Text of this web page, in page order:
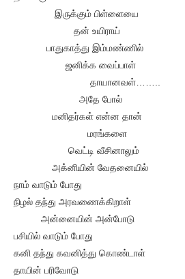
இருக்கும் பிள்ளையை
தன் உயிராய்
பாதுகாத்து இம்மண்ணில்
ஜனிக்க வைப்பாள்
தாயானவள்……..
அதே போல்
மனிதர்கள் என்ன தான்
மரங்களை
வெட்டி வீசினாலும்
அக்னியின் வேதனையில்
நாம் வாடும் போது
நிழல் தந்து அரவணைக்கிறாள்
அன்னையின் அன்போடு
பசியில் வாடும் போது
கனி தந்து கவனித்து கொண்டாள்
தாயின் பரிவோடு